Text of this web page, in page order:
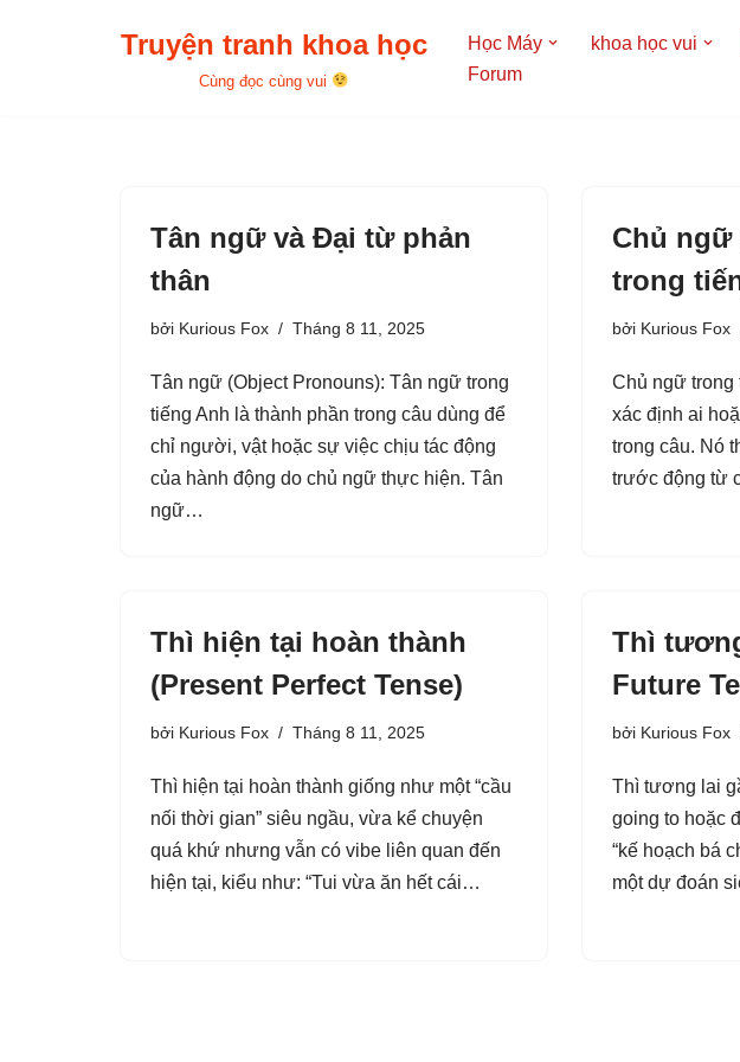
Truyện tranh khoa học
Cùng đọc cùng vui
Học Máy khoa học vui
Forum
Tân ngữ và Đại từ phản
thân
bởi Kurious Fox Tháng 8 11, 2025
Tân ngữ (Object Pronouns): Tân ngữ trong
tiếng Anh là thành phần trong câu dùng để
chỉ người, vật hoặc sự việc chịu tác động
của hành động do chủ ngữ thực hiện. Tân
ngữ…
Chủ
trong
bởi Kurious Fox
Chủ ngữ trong
xác định ai
trong câu. Nó
trước động từ
Thì hiện tại hoàn thành
(Present Perfect Tense)
bởi Kurious Fox Tháng 8 11, 2025
Thì hiện tại hoàn thành giống như một “cầu
nối thời gian” siêu ngầu, vừa kể chuyện
quá khứ nhưng vẫn có vibe liên quan đến
hiện tại, kiểu như: “Tui vừa ăn hết cái…
Thì
Future
bởi Kurious Fox
Thì tương lai
going to hoặc
“kế hoạch bá
một dự đoán